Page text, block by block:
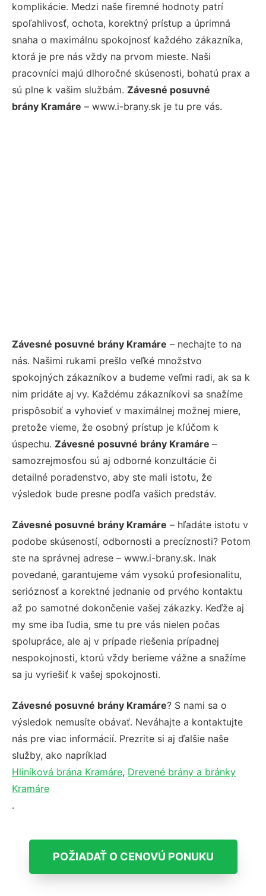
komplikácie. Medzi naše firemné hodnoty patrí
spoľahlivosť, ochota, korektný prístup a úprimná
snaha o maximálnu spokojnosť každého zákazníka,
ktorá je pre nás vždy na prvom mieste. Naši
pracovníci majú dlhoročné skúsenosti, bohatú prax a
sú plne k vašim službám. Závesné posuvné
brány Kramáre – www.i-brany.sk je tu pre vás.
Závesné posuvné brány Kramáre – nechajte to na
nás. Našimi rukami prešlo veľké množstvo
spokojných zákazníkov a budeme veľmi radi, ak sa k
nim pridáte aj vy. Každému zákazníkovi sa snažíme
prispôsobiť a vyhovieť v maximálnej možnej miere,
pretože vieme, že osobný prístup je kľúčom k
úspechu. Závesné posuvné brány Kramáre –
samozrejmosťou sú aj odborné konzultácie či
detailné poradenstvo, aby ste mali istotu, že
výsledok bude presne podľa vašich predstáv.
Závesné posuvné brány Kramáre – hľadáte istotu v
podobe skúseností, odbornosti a precíznosti? Potom
ste na správnej adrese – www.i-brany.sk. Inak
povedané, garantujeme vám vysokú profesionalitu,
serióznosť a korektné jednanie od prvého kontaktu
až po samotné dokončenie vašej zákazky. Keďže aj
my sme iba ľudia, sme tu pre vás nielen počas
spolupráce, ale aj v prípade riešenia prípadnej
nespokojnosti, ktorú vždy berieme vážne a snažíme
sa ju vyriešiť k vašej spokojnosti.
Závesné posuvné brány Kramáre? S nami sa o
výsledok nemusíte obávať. Neváhajte a kontaktujte
nás pre viac informácií. Prezrite si aj ďalšie naše
služby, ako napríklad
Hliníková brána Kramáre, Drevené brány a bránky
Kramáre
.
POŽIADAŤ O CENOVÚ PONUKU